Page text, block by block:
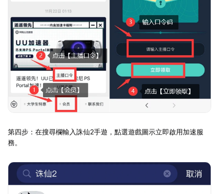
第四步：在搜尋欄輸入誅仙2手遊，點選遊戲圖示立即啟用加速服
務。